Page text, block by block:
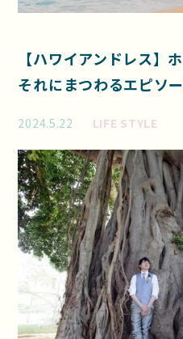
【ハワイアンドレス
それにまつわるエピソ
2024.5.22 LIFE STYLE